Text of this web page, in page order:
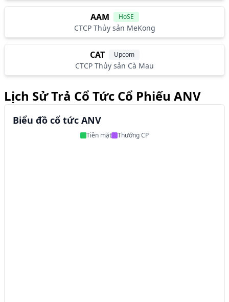
AAM HoSE
CTCP Thủy sản MeKong
CAT Upcom
CTCP Thủy sản Cà Mau
Lịch Sử Trả Cổ Tức Cổ Phiếu ANV
Biểu đồ cổ tức ANV
Tiền mặt Thưởng CP